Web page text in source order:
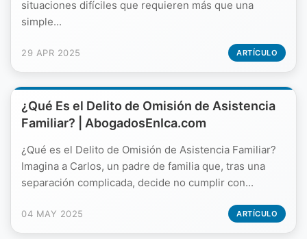
situaciones difíciles que requieren más que una
simple...
29 APR 2025 ARTÍCULO
¿Qué Es el Delito de Omisión de Asistencia
Familiar? | AbogadosEnIca.com
¿Qué es el Delito de Omisión de Asistencia Familiar?
Imagina a Carlos, un padre de familia que, tras una
separación complicada, decide no cumplir con...
04 MAY 2025 ARTÍCULO